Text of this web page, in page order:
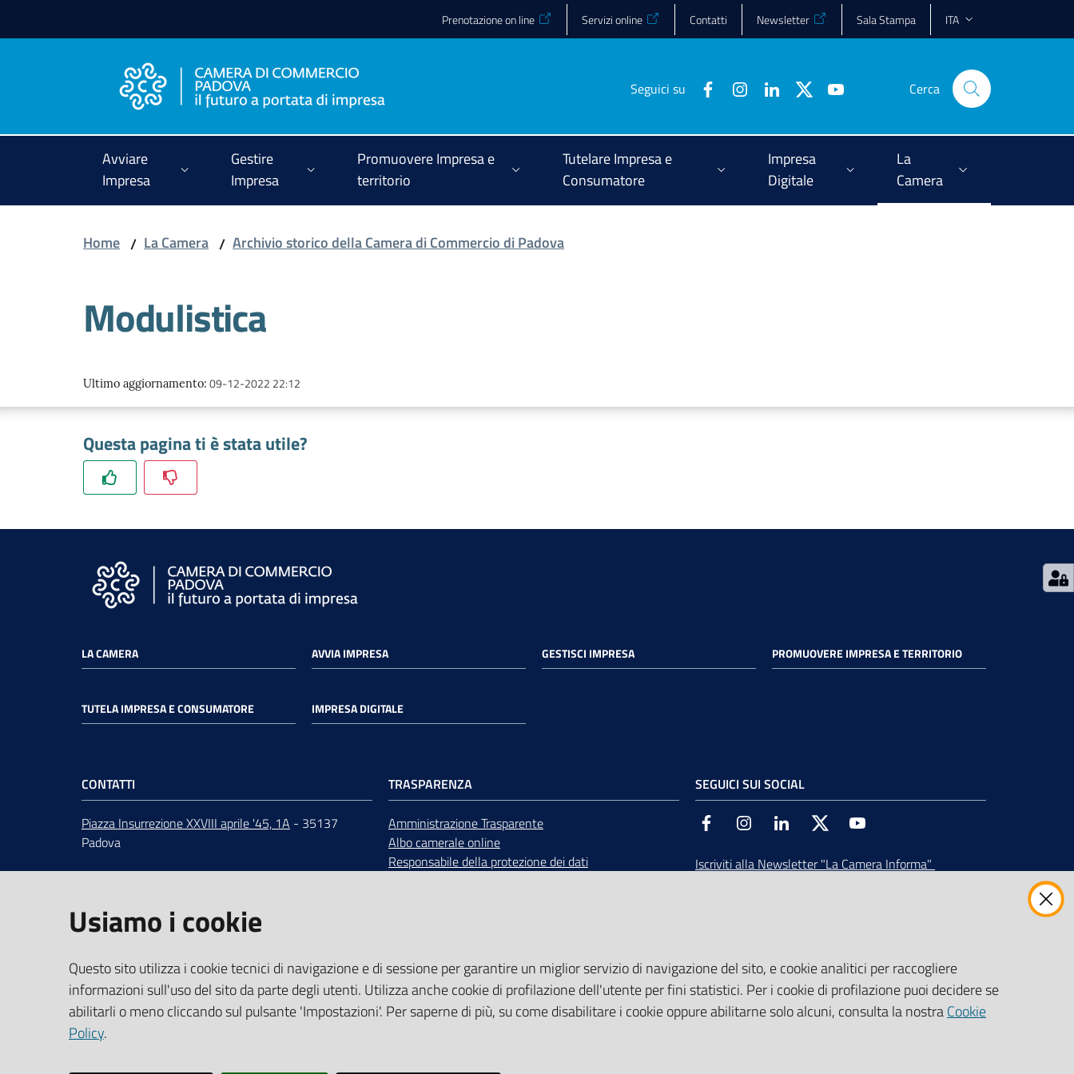
Prenotazione on line Servizi online Contatti Newsletter Sala Stampa ITA
Seguici su Cerca
Avviare
Impresa
Gestire
Impresa
Promuovere Impresa e
territorio
Tutelare Impresa e
Consumatore
Impresa
Digitale
La
Camera
Home / La Camera / Archivio storico della Camera di Commercio di Padova
Modulistica
Ultimo aggiornamento: 09-12-2022 22:12
Questa pagina ti è stata utile?
LA CAMERA AVVIA IMPRESA GESTISCI IMPRESA PROMUOVERE IMPRESA E TERRITORIO
TUTELA IMPRESA E CONSUMATORE IMPRESA DIGITALE
CONTATTI
Piazza Insurrezione XXVIII aprile '45, 1A - 35137
Padova
ORARIdal lunedì al venerdì 9:00 - 12:30
URP-Ufficio relazioni con il pubblico
PEC:cciaa@pd.legalmail.camcom.it
Dati per la fatturazione
Codice Univoco Ufficio UFLIK4
CF/PI 00654100288
TRASPARENZA
Amministrazione Trasparente
Albo camerale online
Responsabile della protezione dei dati
SEGUICI SUI SOCIAL
Facebook InstagramLinkedin Twitter
Iscriviti alla Newsletter "La Camera Informa"
Usiamo i cookie
Questo sito utilizza i cookie tecnici di navigazione e di sessione per garantire un miglior servizio di navigazione del sito, e cookie analitici per raccogliere
informazioni sull'uso del sito da parte degli utenti. Utilizza anche cookie di profilazione dell'utente per fini statistici. Per i cookie di profilazione puoi decidere se
abilitarli o meno cliccando sul pulsante 'Impostazioni'. Per saperne di più, su come disabilitare i cookie oppure abilitarne solo alcuni, consulta la nostraCookie
Policy.